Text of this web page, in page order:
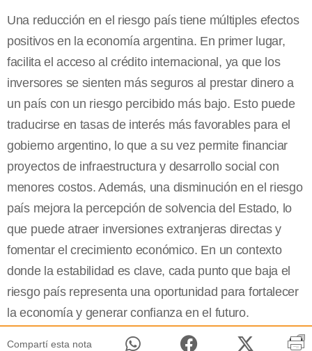
Una reducción en el riesgo país tiene múltiples efectos
positivos en la economía argentina. En primer lugar,
facilita el acceso al crédito internacional, ya que los
inversores se sienten más seguros al prestar dinero a
un país con un riesgo percibido más bajo. Esto puede
traducirse en tasas de interés más favorables para el
gobierno argentino, lo que a su vez permite financiar
proyectos de infraestructura y desarrollo social con
menores costos. Además, una disminución en el riesgo
país mejora la percepción de solvencia del Estado, lo
que puede atraer inversiones extranjeras directas y
fomentar el crecimiento económico. En un contexto
donde la estabilidad es clave, cada punto que baja el
riesgo país representa una oportunidad para fortalecer
la economía y generar confianza en el futuro.
Compartí esta nota